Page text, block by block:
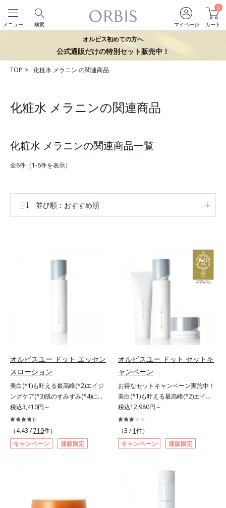
マイページ
0
カート
検索
メニュー
オルビス初めての方へ
公式通販だけの特別セット販売中！
TOP 化粧水 メラニン の関連商品
化粧水 メラニンの関連商品
化粧水 メラニンの関連商品一覧
全6件（1-6件を表示）
並び順 おすすめ順
オルビスユー ドット エッセン
スローション
美白(*1)も叶える最高峰(*2)エイジ
ングケア(*3)肌のすみずみ(*4)にし
みわたるうるおい充満ローション。
ハリも透明感(*5)も結果主義。年齢
サイン(*6)の因子に着目した肌科学
エイジングケア(*3)シリーズ。オル
ビスユー ドットシリーズは、年齢
ころ、弾力感のない状態である「ハ
税込3,410円～
（4.43 /719件）
キャンペーン
通販限定
オルビスユー ドット セットキ
ャンペーン
お得なセットキャンペーン実施中！
美白(*1)も叶える最高峰(*2)エイジ
ングケア(*3)。ハリも透明感(*4)も
結果主義。年齢サイン(*5)の因子に
着目した肌科学エイジングケア(*3)
シリーズ。オルビスユー ドットシ
リーズは、年齢による肌悩み一つ一
ていることの根本原因に着目。加齢
とともに現れる年齢サイン(*5)につ
ない状態である「ハリのなさ」や、
税込12,980円～
（3 / 1件）
キャンペーン
通販限定